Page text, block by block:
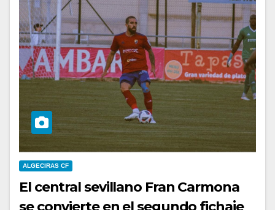
ALGECIRAS CF
El central sevillano Fran Carmona
se convierte en el segundo fichaje